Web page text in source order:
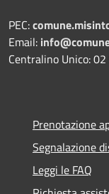
PEC:
Email:
Centralino Unico:
Prenotazione
Segnalazione
Leggi le FAQ